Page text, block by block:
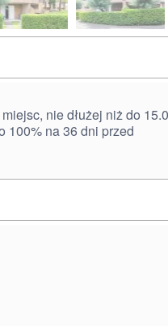
nie dłużej niż do
100% na 36 dni przed